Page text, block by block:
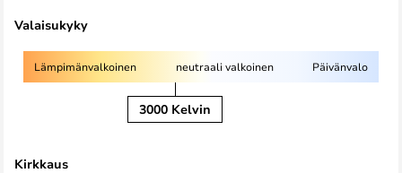
Valaisukyky
Lämpimänvalkoinen neutraali valkoinen Päivänvalo
3000 Kelvin
Kirkkaus